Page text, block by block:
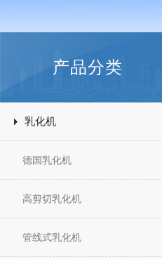
产品分类
乳化机
德国乳化机
高剪切乳化机
管线式乳化机